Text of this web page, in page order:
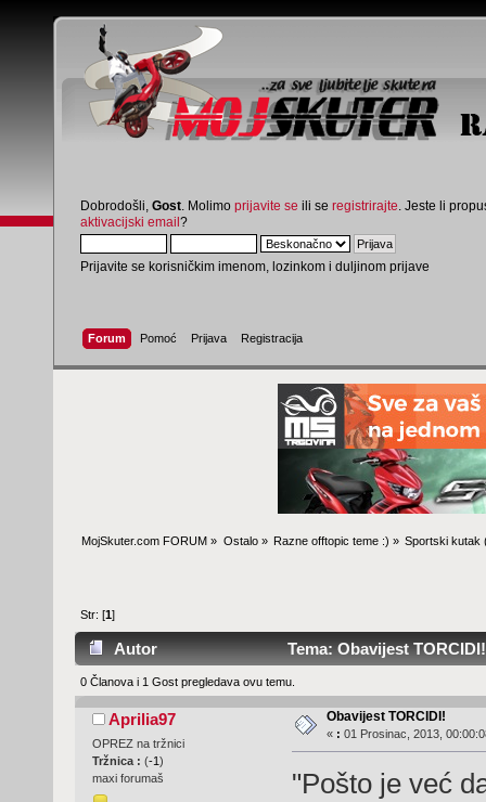
Dobrodošli, Gost . Molimo prijavite se ili se registrirajte . Jeste li
aktivacijski email?
Prijavite se korisničkim imenom, lozinkom i duljinom prijave
Forum Pomoć Prijava Registracija
MojSkuter.com FORUM » Ostalo» Razne offtopic teme :) » Sportski kutak
Str: [1]
Autor Tema: Obavijest
0 Članova i 1 Gost pregledava ovu temu.
Aprilia97
OPREZ na tržnici
Tržnica : (-1 )
maxi forumaš
Obavijest TORCIDI!
« : 01 Prosinac, 2013,
"Pošto je već